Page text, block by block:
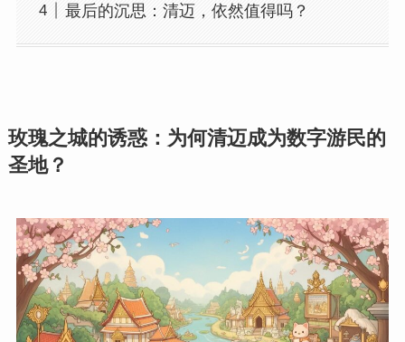
最后的沉思：清迈，依然值得吗？
玫瑰之城的诱惑：为何清迈成为数字游民的
圣地？